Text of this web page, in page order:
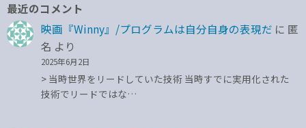
最近のコメント
映画『Winny』/プログラムは自分自身の表現だ に 匿
名 より
2025年6月2日
> 当時世界をリードしていた技術 当時すでに実用化された
技術でリードではな…